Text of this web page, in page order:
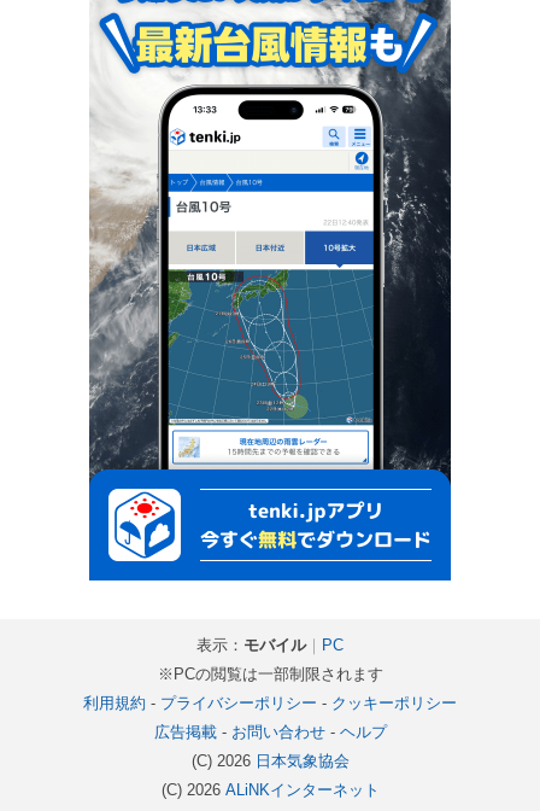
表示： モバイル｜
PC
※PCの閲覧は一部制限されます
利用規約 - プライバシーポリシー - クッキーポリシー
広告掲載- お問い合わせ- ヘルプ
(C) 2026 日本気象協会
(C) 2026 ALiNKインターネット